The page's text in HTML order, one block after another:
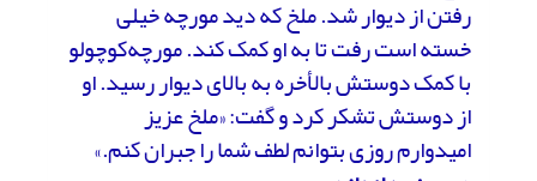
رفتن از دیوار شد. ملخ که دید مورچه خیلی
خسته است رفت تا به او کمک کند. مورچه‌کوچولو
با کمک دوستش بالأخره به بالای دیوار رسید. او
از دوستش تشکر کرد و گفت: «ملخ عزیز
امیدوارم روزی بتوانم لطف شما را جبران کنم.»